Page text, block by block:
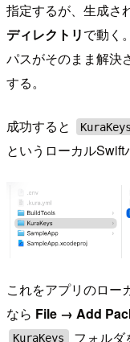
指定するが、生成さ
ディレクトリで動く
パスがそのまま解決
する。
成功すると
というローカルSwift
これをアプリのロー
なら File → Add
KuraKeys フォルダ